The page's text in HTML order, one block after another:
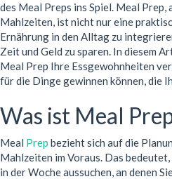
des Meal Preps ins Spiel. Meal
Mahlzeiten, ist nicht nur eine
Ernährung in den Alltag zu
Zeit und Geld zu sparen. In diesem
Meal Prep Ihre Essgewohnheiten
für die Dinge gewinnen können, die
Was ist Meal
Meal Prep bezieht sich auf die
Mahlzeiten im Voraus. Das
in der Woche aussuchen, an denen